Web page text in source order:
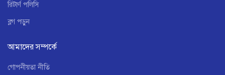
রিটার্ণ পলিসি
ব্লগ পড়ুন
আমাদের সম্পর্কে
গোপনীয়তা নীতি